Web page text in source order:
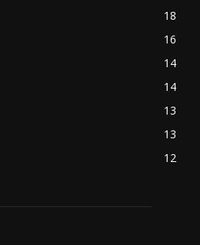
18
16
14
14
13
13
12